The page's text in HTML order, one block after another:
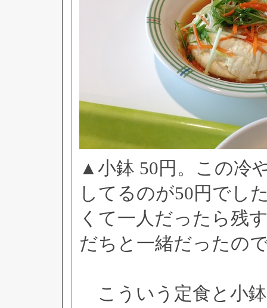
▲小鉢 50円。この冷
してるのが50円でし
くて一人だったら残
だちと一緒だったの
こういう定食と小